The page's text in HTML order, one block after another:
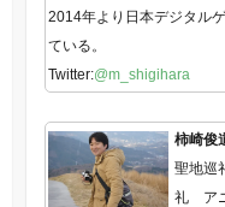
2014年より日本デジタル
ている。
Twitter:@m_shigihara
柿崎俊
聖地巡
礼 ア